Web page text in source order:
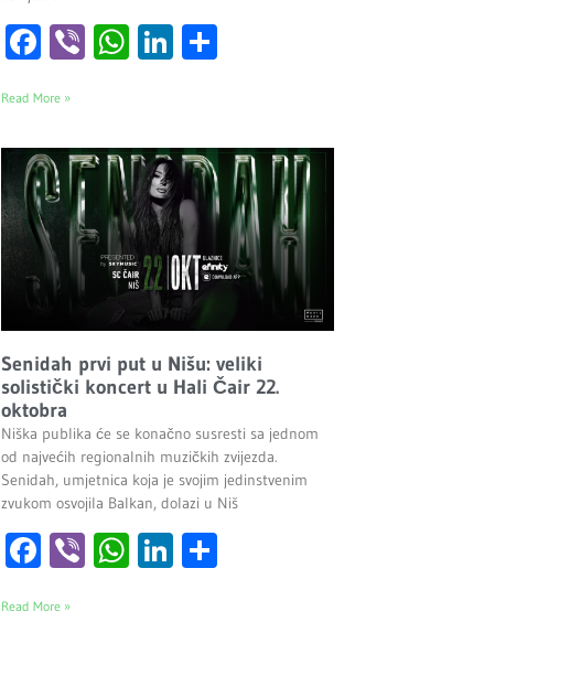
Facebook
ViberWhatsApp
LinkedIn
Read More »
Senidah prvi put u Nišu: veliki
solistički koncert u Hali Čair 22.
oktobra
Niška publika će se konačno susresti sa jednom
od najvećih regionalnih muzičkih zvijezda.
Senidah, umjetnica koja je svojim jedinstvenim
zvukom osvojila Balkan, dolazi u Niš
Facebook
ViberWhatsApp
LinkedIn
Read More »